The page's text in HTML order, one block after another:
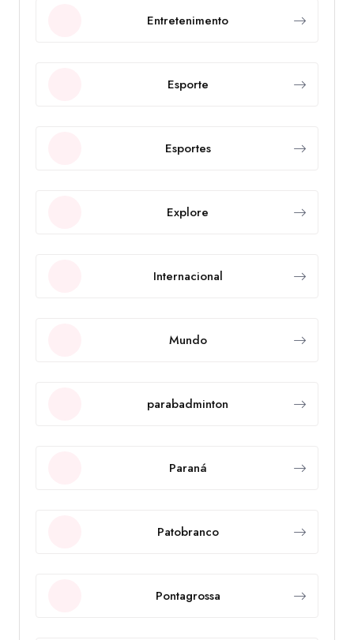
Entretenimento
Esporte
Esportes
Explore
Internacional
Mundo
parabadminton
Paraná
Patobranco
Pontagrossa